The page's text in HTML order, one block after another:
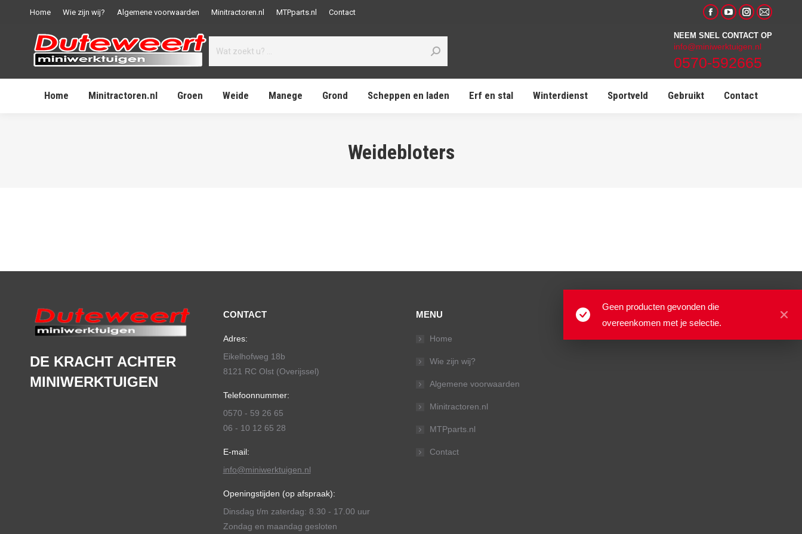
Home Wie zijn wij? Algemene voorwaarden Minitractoren.nl MTPparts.nl Contact
Facebook
page
opens
in
new
window
YouTube
page
opens
in
new
window
Instagram
page
opens
in
new
window
Mail
page
new
NEEM SNEL CONTACT OP
info@miniwerktuigen.nl
0570-592665
Home Minitractoren.nl Groen Weide Manege Grond Scheppen en laden Erf en stal Winterdienst Sportveld Gebruikt Contact
Weidebloters
Geen producten gevonden die
overeenkomen met je selectie.
DE KRACHT ACHTER
MINIWERKTUIGEN
CONTACT
Adres:
Eikelhofweg 18b
8121 RC Olst (Overijssel)
Telefoonnummer:
0570 - 59 26 65
06 - 10 12 65 28
E-mail:
info@miniwerktuigen.nl
Openingstijden (op afspraak):
Dinsdag t/m zaterdag: 8.30 - 17.00 uur
Zondag en maandag gesloten
MENU
Home
Wie zijn wij?
Algemene voorwaarden
Minitractoren.nl
MTPparts.nl
Contact